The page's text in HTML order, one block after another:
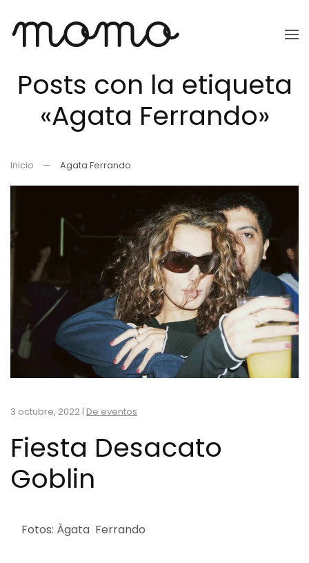
Ir
contenido
principal
Posts con la etiqueta
«Agata Ferrando»
Inicio Agata Ferrando
3 octubre, 2022 | De eventos
Fiesta Desacato
Goblin
Fotos: Àgata Ferrando